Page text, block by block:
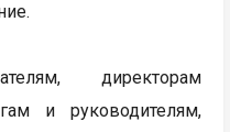
директорам
и руководителям,